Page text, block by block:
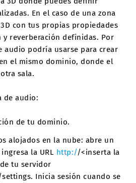
En el caso de una zona
con tus propias propiedades
y reverberación definidas. Por
audio podría usarse para crear
el mismo dominio, donde el
sala.
de audio:
de tu dominio.
alojados en la nube: abre un
la URL http://<inserta la
tu servidor
Inicia sesión cuando se